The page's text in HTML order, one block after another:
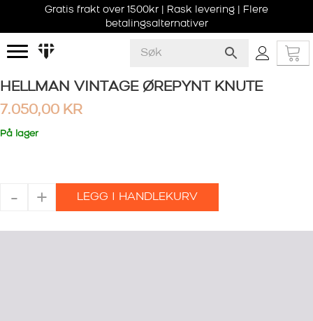
Gratis frakt over 1500kr | Rask levering | Flere
betalingsalternativer
HELLMAN VINTAGE ØREPYNT KNUTE
7.050,00 KR
På lager
-
VINTAGE
KNUTE
+ LEGG I HANDLEKURV